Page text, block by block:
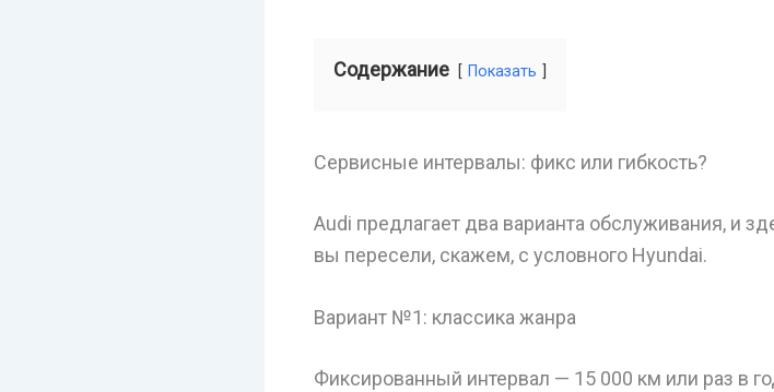
Содержание Показать
Сервисные интервалы: фикс или гибкость?
Audi предлагает два варианта обслуживания, и
вы пересели, скажем, с условного Hyundai.
Вариант №1: классика жанра
Фиксированный интервал — 15 000 км или раз в